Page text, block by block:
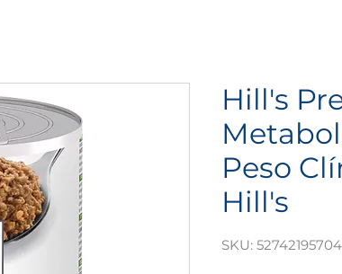
Hill's
Peso
Hill's
SKU: 52742195704